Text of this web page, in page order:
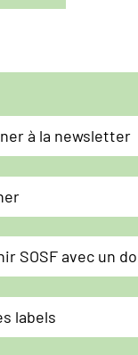
à la newsletter
SOSF avec un
labels